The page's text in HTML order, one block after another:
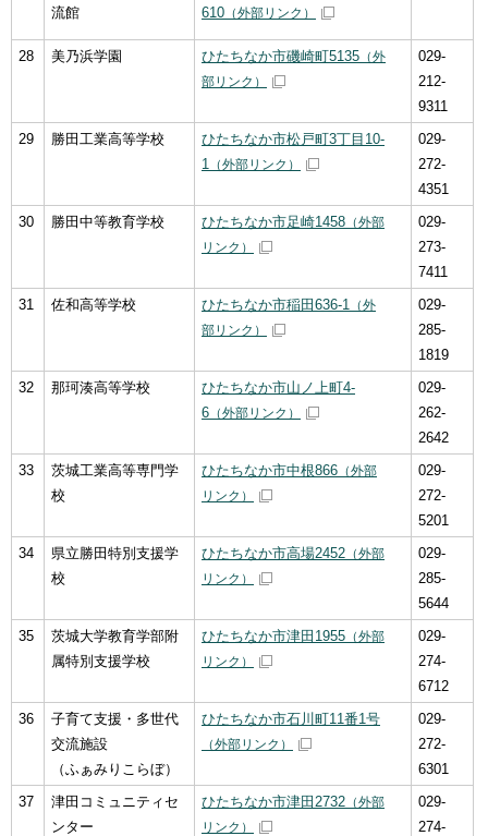
流館
610 （外部リンク）
28 美乃浜学園 ひたちなか市磯崎町5135 （外
部リンク）
029-
212-
9311
29
勝田工業高等学校
ひたちなか市松戸町3丁目10-
1
（外部リンク）
029-
272-
4351
30
勝田中等教育学校 ひたちなか市足崎1458 （外部
リンク）
029-
273-
7411
31
佐和高等学校 ひたちなか市稲田636-1
（外
部リンク）
029-
285-
1819
32
那珂湊高等学校
ひたちなか市山ノ上町4-
6 （外部リンク）
029-
262-
2642
33
茨城工業高等専門学
校
ひたちなか市中根866 （外部
リンク）
029-
272-
5201
34
県立勝田特別支援学
校
ひたちなか市高場2452 （外部
リンク）
029-
285-
5644
35
茨城大学教育学部附
属特別支援学校
ひたちなか市津田1955 （外部
リンク）
029-
274-
6712
36
子育て支援・多世代
交流施設
（ふぁみりこらぼ）
ひたちなか市石川町11番1号
（外部リンク）
029-
272-
6301
37
津田コミュニティセ
ンター
ひたちなか市津田2732 （外部
リンク）
029-
274-